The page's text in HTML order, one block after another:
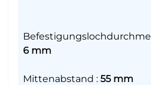
6 mm
Mittenabstand : 55 mm